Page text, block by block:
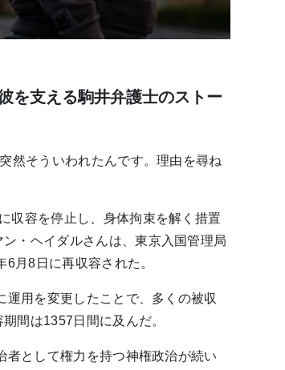
を支える駒井弁護士のストー
然そういわれたんです。理由を尋ね
収容を停止し、身体拘束を解く措置
・ヘイダルさんは、東京入国管理局
月8日に再収容された。
用を変更したことで、多くの被収
間は1357日間に及んだ。
として権力を持つ神権政治が続い